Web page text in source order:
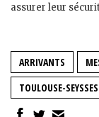
assurer leur
ARRIVANTS
TOULOUSE-SEYSSES